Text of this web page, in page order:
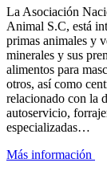
La Asociación
Animal S.C, está
primas animales y
minerales y sus
alimentos para
otros, así como
relacionado con la
autoservicio,
especializadas…
Más información